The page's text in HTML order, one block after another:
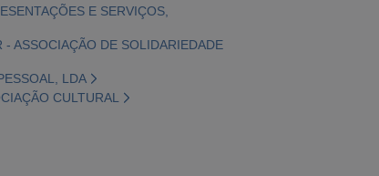
E SERVIÇOS,
ASSOCIAÇÃO DE SOLIDARIEDADE
LDA
CULTURAL